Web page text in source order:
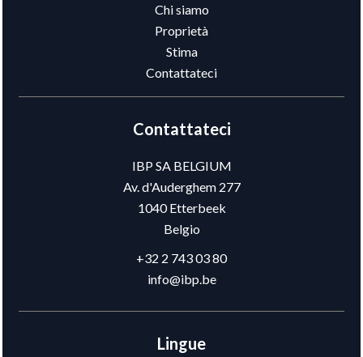
Chi siamo
Proprietà
Stima
Contattateci
Contattateci
IBP SA BELGIUM
Av. d'Auderghem 277
1040Etterbeek
Belgio
+32 2 743 03 80
info@ibp.be
Lingue